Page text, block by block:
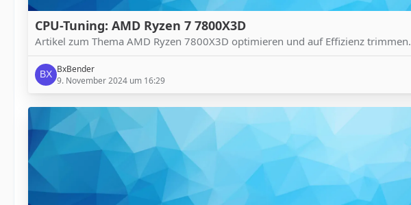
CPU-Tuning: AMD Ryzen 7 7800X3D
Artikel zum Thema AMD Ryzen 7800X3D optimieren und auf Effizienz trimmen.
BxBender
9. November 2024 um 16:29